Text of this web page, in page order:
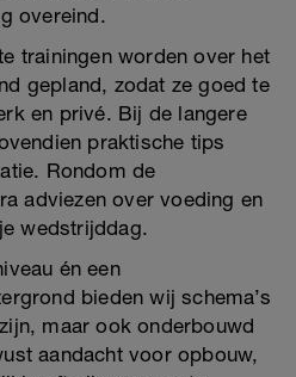
overeind.
trainingen worden over het
gepland, zodat ze goed te
en privé. Bij de langere
praktische tips
Rondom de
adviezen over voeding en
wedstrijddag.
én een
bieden wij schema’s
maar ook onderbouwd
aandacht voor opbouw,